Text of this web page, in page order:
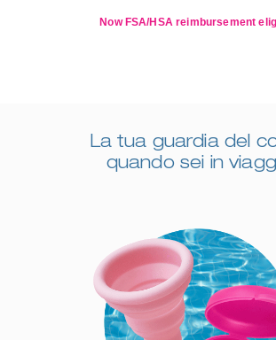
Now FSA/HSA reimbursement
La tua guardia del
quando sei in